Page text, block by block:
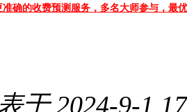
确的收费预测服务，多名大师参与， 最
于 2024-9-1